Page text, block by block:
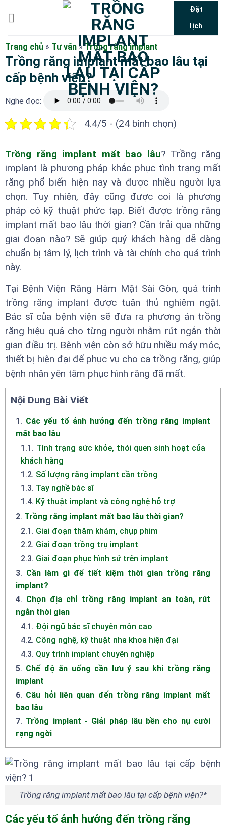
dung
Đặt
lịch
Trang chủ » Tư vấn »Trồng răng implant
Trồng răng implant mất bao lâu tại
cấp bệnh viện?
Nghe đọc:
4.4/5 - (24 bình chọn)
Trồng răng implant mất bao lâu? Trồng răng
implant là phương pháp khắc phục tình trạng mất
răng phổ biến hiện nay và được nhiều người lựa
chọn. Tuy nhiên, đây cũng được coi là phương
pháp có kỹ thuật phức tạp. Biết được trồng răng
implant mất bao lâu thời gian? Cần trải qua những
giai đoạn nào? Sẽ giúp quý khách hàng dễ dàng
chuẩn bị tâm lý, lịch trình và tài chính cho quá trình
này.
Tại Bệnh Viện Răng Hàm Mặt Sài Gòn, quá trình
trồng răng implant được tuân thủ nghiêm ngặt.
Bác sĩ của bệnh viện sẽ đưa ra phương án trồng
răng hiệu quả cho từng người nhằm rút ngắn thời
gian điều trị. Bệnh viện còn sở hữu nhiều máy móc,
thiết bị hiện đại để phục vụ cho ca trồng răng, giúp
bệnh nhân yên tâm phục hình răng đã mất.
Nội Dung Bài Viết
1. Các yếu tố ảnh hưởng đến trồng răng implant
mất bao lâu
1.1 . Tình trạng sức khỏe, thói quen sinh hoạt của
khách hàng
1.2. Số lượng răng implant cần trồng
1.3. Tay nghề bác sĩ
1.4. Kỹ thuật implant và công nghệ hỗ trợ
2. Trồng răng implant mất bao lâu thời gian?
2.1 . Giai đoạn thăm khám, chụp phim
2.2. Giai đoạn trồng trụ implant
2.3. Giai đoạn phục hình sứ trên implant
3. Cần làm gì để tiết kiệm thời gian trồng răng
implant?
4. Chọn địa chỉ trồng răng implant an toàn, rút
ngắn thời gian
4.1 . Đội ngũ bác sĩ chuyên môn cao
4.2. Công nghệ, kỹ thuật nha khoa hiện đại
4.3. Quy trình implant chuyên nghiệp
5. Chế độ ăn uống cần lưu ý sau khi trồng răng
implant
6. Câu hỏi liên quan đến trồng răng implant mất
bao lâu
7. Trồng implant - Giải pháp lâu bền cho nụ cười
rạng ngời
Trồng răng implant mất bao lâu tại cấp bệnh viện?*
Các yếu tố ảnh hưởng đến trồng răng